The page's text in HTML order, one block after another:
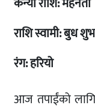
राशि स्वामी: बुध शुभ
रंग: हरियो
आज तपाईंको लागि